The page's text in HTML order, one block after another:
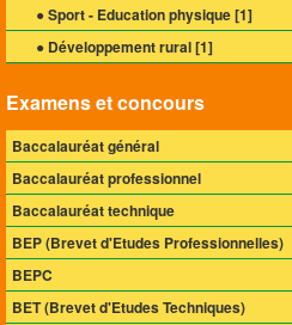
● Sport - Education physique [1]
● Développement rural [1]
Examens et concours
Baccalauréat général
Baccalauréat professionnel
Baccalauréat technique
BEP (Brevet d'Etudes Professionnelles)
BEPC
BET (Brevet d'Etudes Techniques)